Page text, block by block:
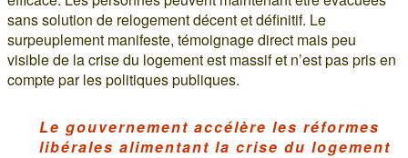
sans solution de relogement décent et définitif. Le
surpeuplement manifeste, témoignage direct mais peu
visible de la crise du logement est massif et n’est pas pris en
compte par les politiques publiques.
Le gouvernement accélère les réformes
libérales alimentant la crise du logement